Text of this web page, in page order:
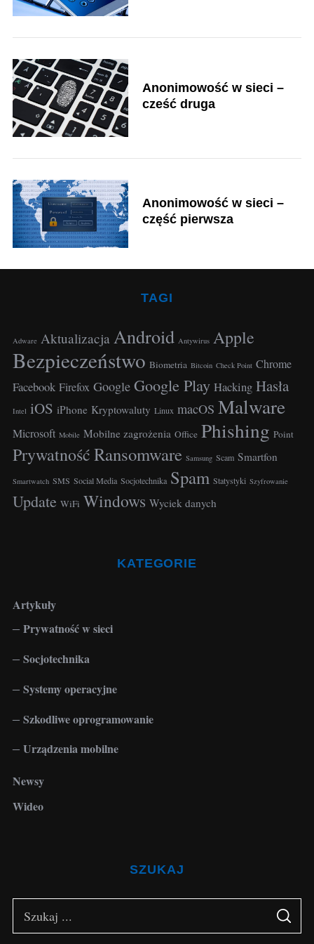
r
Anonimowość w sieci –
cześć druga
Anonimowość w sieci –
część pierwsza
TAGI
Adware Aktualizacja Android Antywirus Apple
Bezpieczeństwo Biometria Bitcoin Check Point Chrome
Facebook Firefox Google Google Play Hacking Hasła
Intel iOS iPhone Kryptowaluty Linux macOS Malware
Microsoft Mobile Mobilne zagrożenia Office Phishing Point
PrywatnośćRansomware Samsung Scam Smartfon
Smartwatch SMS Social Media Socjotechnika Spam Statystyki Szyfrowanie
Update WiFi Windows Wyciek danych
KATEGORIE
Artykuły
Prywatność w sieci
Socjotechnika
Systemy operacyjne
Szkodliwe oprogramowanie
Urządzenia mobilne
Newsy
Wideo
SZUKAJ
S
A
S
c
f
o
: